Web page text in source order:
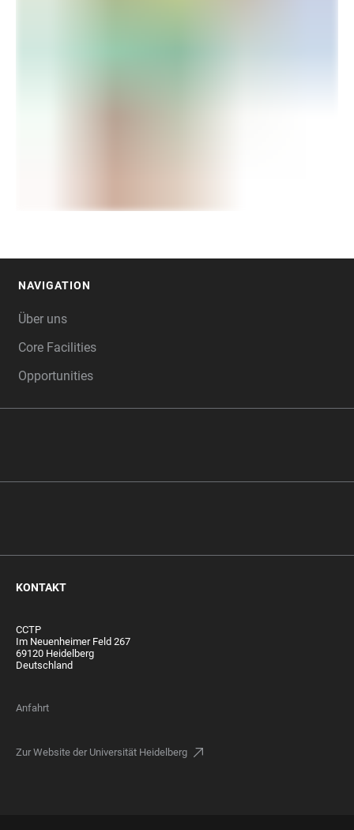
NAVIGATION
Über uns
Core Facilities
Opportunities
KONTAKT
CCTP
Im Neuenheimer Feld 267
69120 Heidelberg
Deutschland
Anfahrt
Zur Website der Universität Heidelberg